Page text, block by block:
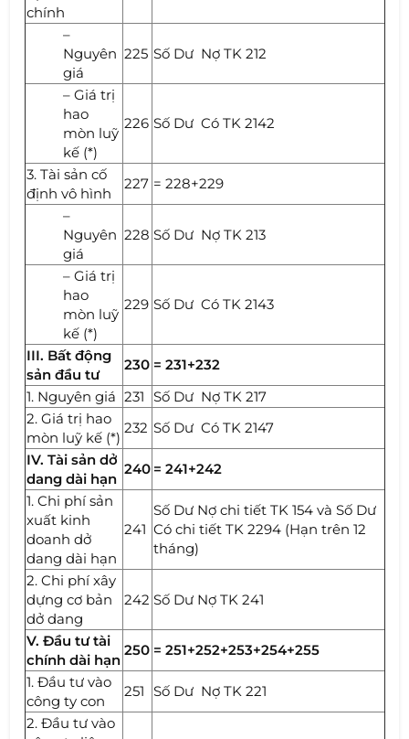
chính
–
Nguyên
giá
225 Số Dư Nợ TK 212
– Giá trị
hao
mòn luỹ
kế (*)
226 Số Dư Có TK 2142
3. Tài sản cố
định vô hình
227 = 228+229
–
Nguyên
giá
228 Số Dư Nợ TK 213
– Giá trị
hao
mòn luỹ
kế (*)
229 Số Dư Có TK 2143
III. Bất động
sản đầu tư
230 = 231+232
1. Nguyên giá 231 Số Dư Nợ TK 217
2. Giá trị hao
mòn luỹ kế (*)
232 Số Dư Có TK 2147
IV. Tài sản dở
dang dài hạn
240 = 241+242
1. Chi phí sản
xuất kinh
doanh dở
dang dài hạn
241
Số Dư Nợ chi tiết TK 154 và Số Dư
Có chi tiết TK 2294 (Hạn trên 12
tháng)
2. Chi phí xây
dựng cơ bản
dở dang
242 Số Dư Nợ TK 241
V. Đầu tư tài
chính dài hạn
250 = 251+252+253+254+255
1. Đầu tư vào
công ty con
251 Số Dư Nợ TK 221
2. Đầu tư vào